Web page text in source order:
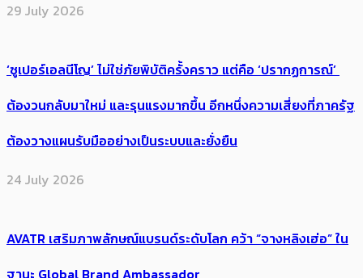
29 July 2026
‘ซูเปอร์เอลนีโญ’ ไม่ใช่ภัยพิบัติครั้งคราว แต่คือ ‘ปรากฏการณ์’ ​
ต้อง​วนกลับมาใหม่ และรุนแรงมากขึ้น อีกหนึ่งความเสี่ยงที่ภาครัฐ
ต้องวางแผนรับมืออย่างเป็นระบบและยั่งยืน
24 July 2026
AVATR เสริมภาพลักษณ์แบรนด์ระดับโลก คว้า “จางหลิงเฮ่อ” ใน
ฐานะ Global Brand Ambassador